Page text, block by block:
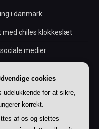
i danmark
med chiles klokkeslæt
medier
til eventyrlystne
cookies
udelukkende for at sikre,
korrekt.
af os og slettes